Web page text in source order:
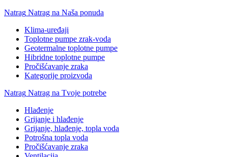
Natrag Natrag na Naša ponuda
Klima-uređaji
Toplotne pumpe zrak-voda
Geotermalne toplotne pumpe
Hibridne toplotne pumpe
Pročišćavanje zraka
Kategorije proizvoda
Natrag Natrag na Tvoje potrebe
Hlađenje
Grijanje i hlađenje
Grijanje, hlađenje, topla voda
Potrošna topla voda
Pročišćavanje zraka